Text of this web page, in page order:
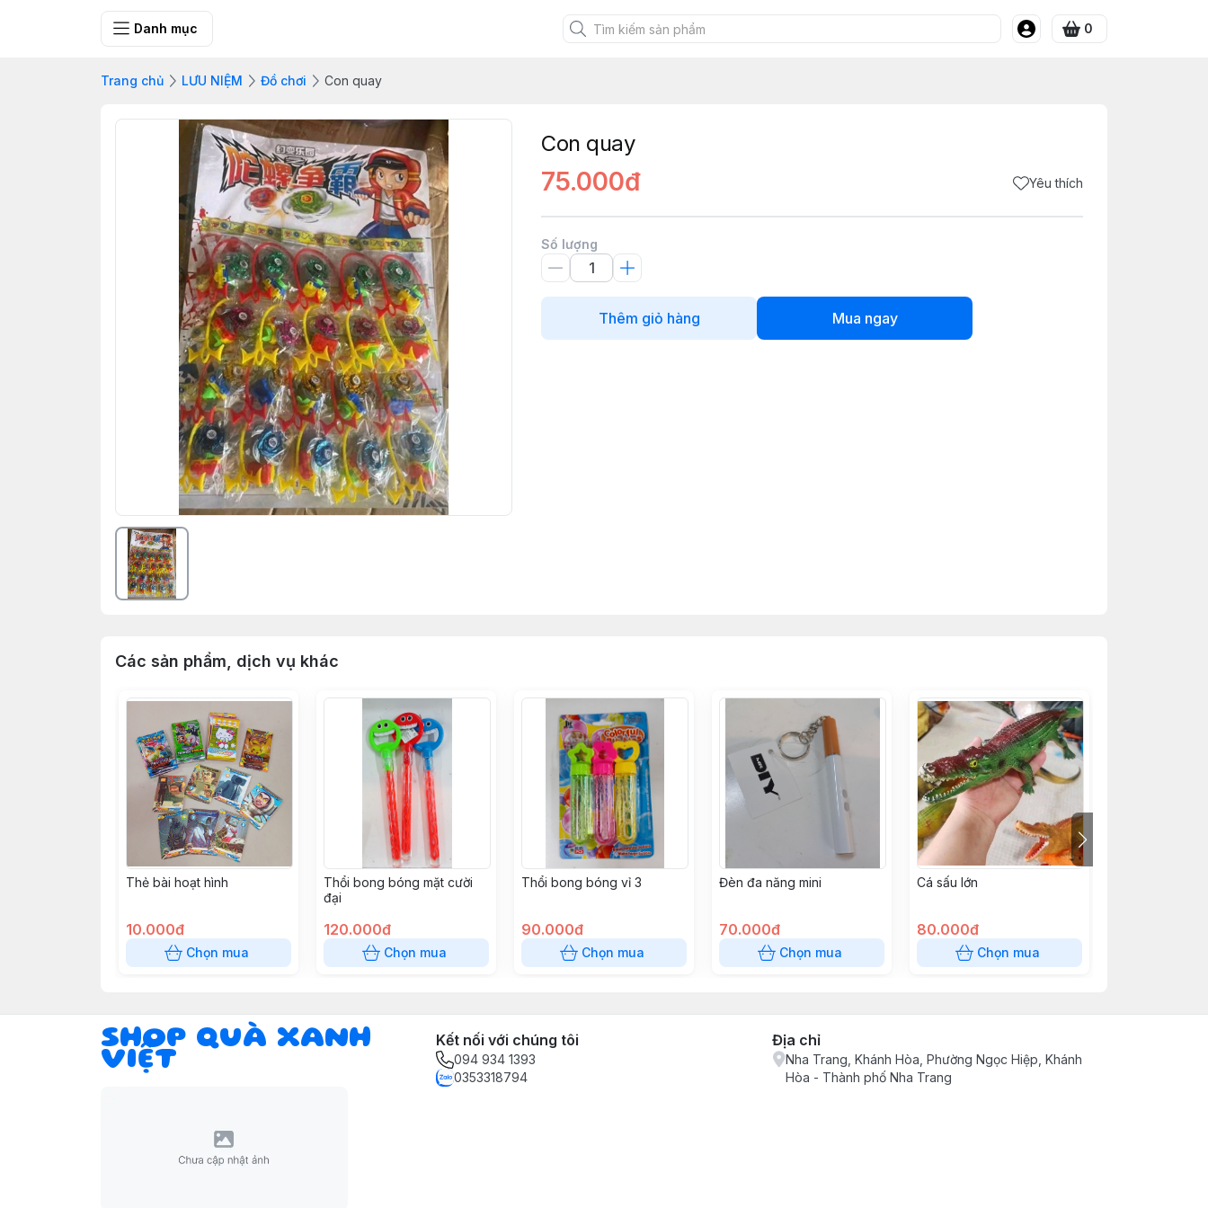
Danh mục 0
Trang chủ LƯU NIỆM Đồ chơi Con quay
Con quay
75.000đ Yêu thích
Số lượng
Thêm giỏ hàng Mua ngay
Các sản phẩm, dịch vụ khác
Thẻ bài hoạt hình
10.000đ
Chọn mua
Thổi bong bóng mặt cười
đại
120.000đ
Chọn mua
Thổi bong bóng vỉ 3
90.000đ
Chọn mua
Đèn đa năng mini
70.000đ
Chọn mua
Cá sấu lớn
80.000đ
Chọn mua
SHOP QUÀ XANH
VIỆT
Kết nối với chúng tôi
094 934 1393
0353318794
Địa chỉ
Nha Trang, Khánh Hòa, Phường Ngọc Hiệp, Khánh
Hòa - Thành phố Nha Trang